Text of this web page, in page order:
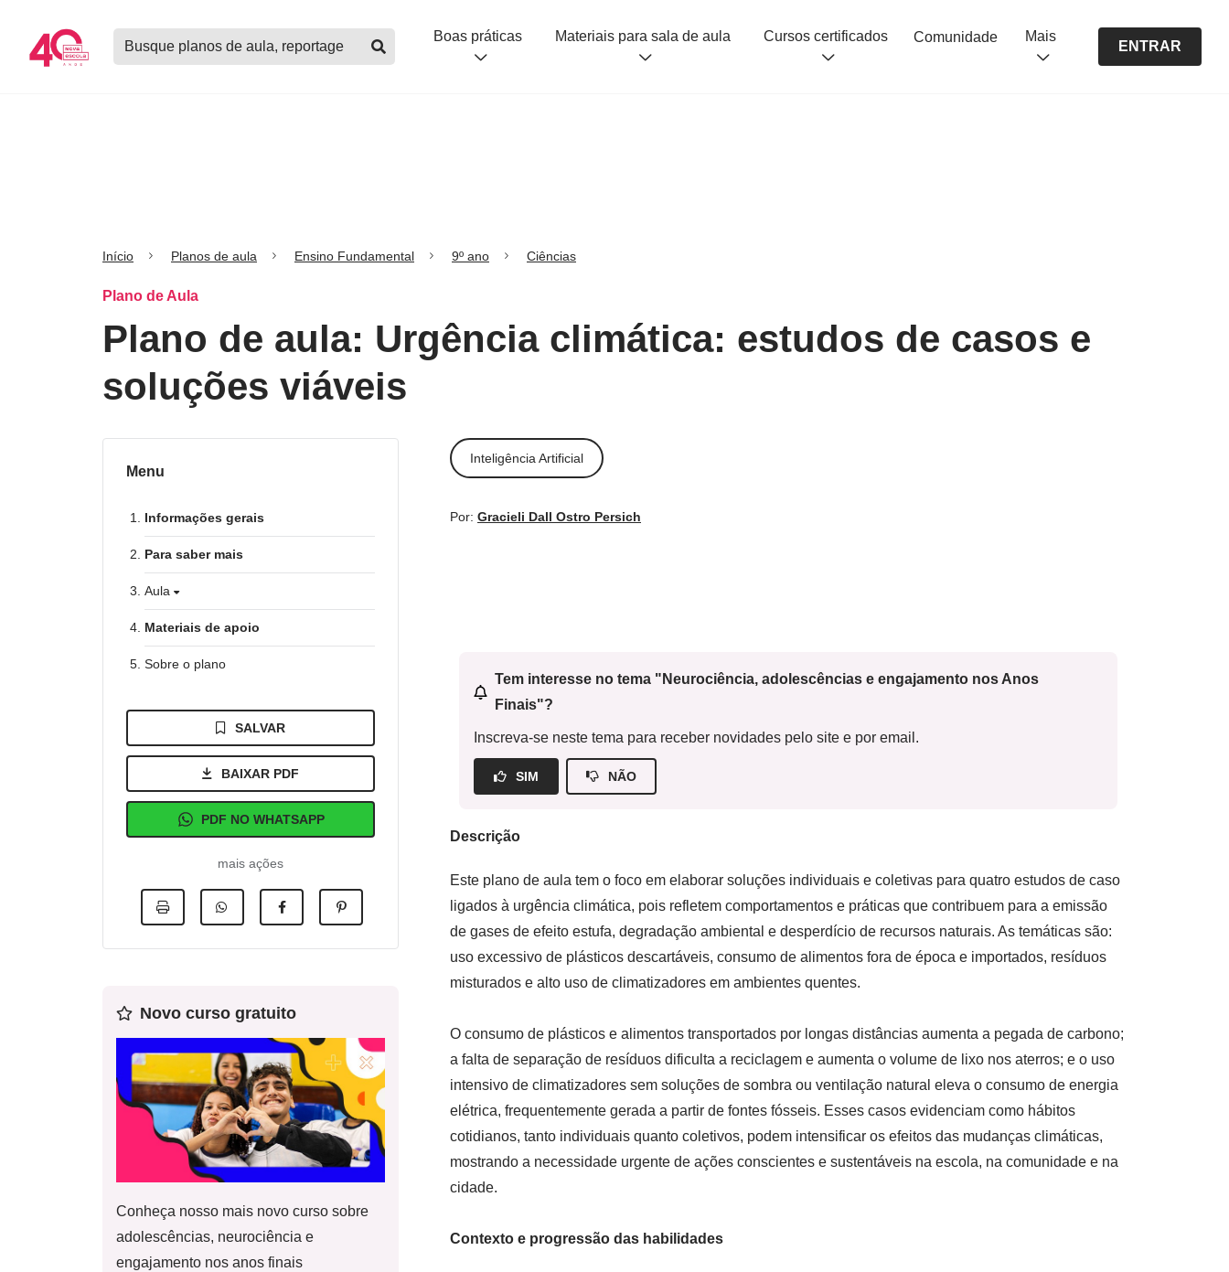
Buscar
planos
Boas práticas Materiais para sala de aula Cursos certificados Comunidade Mais
ENTRAR
Início Planos de aula Ensino Fundamental 9º ano Ciências
Plano de Aula
Plano de aula: Urgência climática: estudos de casos e
soluções viáveis
Menu
Informações gerais
Para saber mais
Aula
Materiais de apoio
Sobre o plano
SALVAR
BAIXAR PDF
PDF NO WHATSAPP
mais ações
Novo curso gratuito
Conheça nosso mais novo curso sobre
adolescências, neurociência e
engajamento nos anos finais
Inteligência Artificial
Por: Gracieli Dall Ostro Persich
Tem interesse no tema "Neurociência, adolescências e engajamento nos Anos
Finais"?
Inscreva-se neste tema para receber novidades pelo site e por email.
SIM NÃO
Descrição
Este plano de aula tem o foco em elaborar soluções individuais e coletivas para quatro estudos de caso
ligados à urgência climática, pois refletem comportamentos e práticas que contribuem para a emissão
de gases de efeito estufa, degradação ambiental e desperdício de recursos naturais. As temáticas são:
uso excessivo de plásticos descartáveis, consumo de alimentos fora de época e importados, resíduos
misturados e alto uso de climatizadores em ambientes quentes.
O consumo de plásticos e alimentos transportados por longas distâncias aumenta a pegada de carbono;
a falta de separação de resíduos dificulta a reciclagem e aumenta o volume de lixo nos aterros; e o uso
intensivo de climatizadores sem soluções de sombra ou ventilação natural eleva o consumo de energia
elétrica, frequentemente gerada a partir de fontes fósseis. Esses casos evidenciam como hábitos
cotidianos, tanto individuais quanto coletivos, podem intensificar os efeitos das mudanças climáticas,
mostrando a necessidade urgente de ações conscientes e sustentáveis na escola, na comunidade e na
cidade.
Contexto e progressão das habilidades